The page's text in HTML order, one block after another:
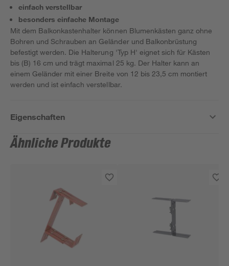
einfach verstellbar
besonders einfache Montage
Mit dem Balkonkastenhalter können Blumenkästen ganz ohne
Bohren und Schrauben an Geländer und Balkonbrüstung
befestigt werden. Die Halterung 'Typ H' eignet sich für Kästen
bis (B) 16 cm und trägt maximal 25 kg. Der Halter kann an
einem Geländer mit einer Breite von 12 bis 23,5 cm montiert
werden und ist einfach verstellbar.
Eigenschaften
Ähnliche Produkte